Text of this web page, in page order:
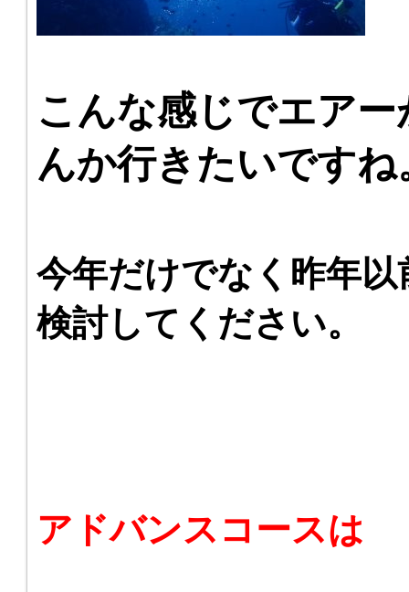
こんな感じでエア
んか行きたいですね
今年だけでなく昨年
検討してください。
アドバンスコースは